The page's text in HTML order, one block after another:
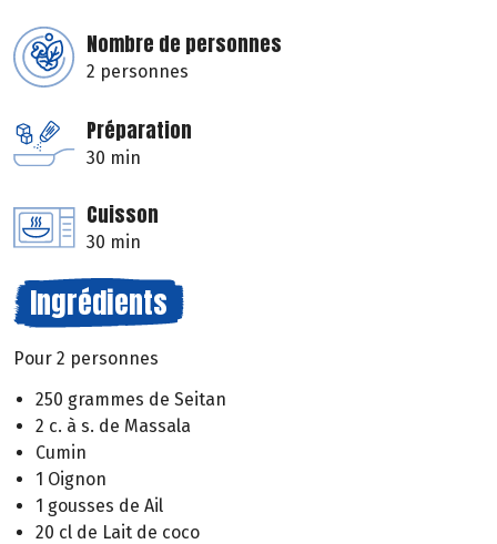
Nombre de personnes
2 personnes
Préparation
30 min
Cuisson
30 min
Ingrédients
Pour 2 personnes
250 grammes de Seitan
2 c. à s. de Massala
Cumin
1 Oignon
1 gousses de Ail
20 cl de Lait de coco